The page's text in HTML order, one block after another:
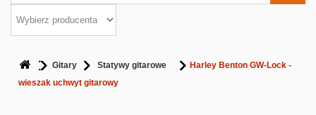
Gitary Statywy gitarowe
Harley Benton GW-Lock -
wieszak uchwyt gitarowy